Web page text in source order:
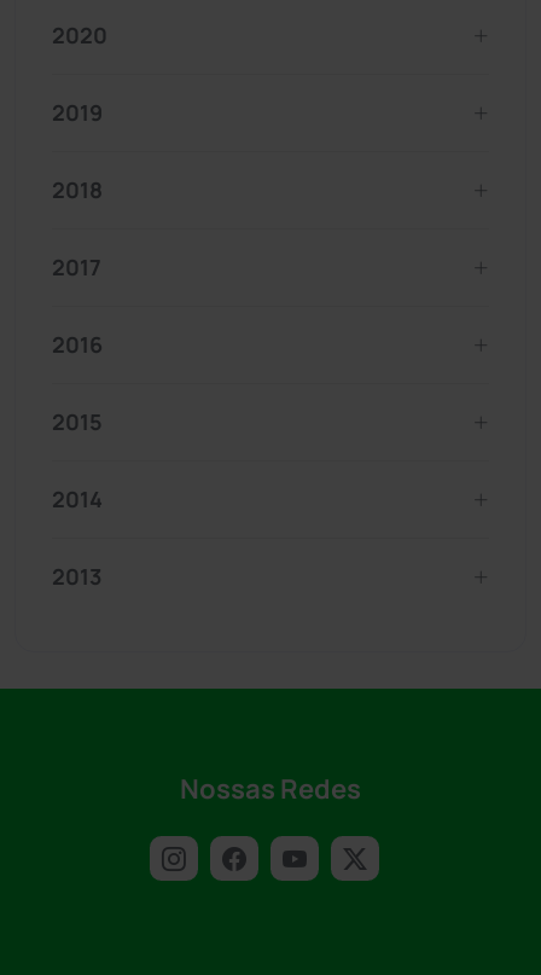
2020
2019
2018
2017
2016
2015
2014
2013
Nossas Redes